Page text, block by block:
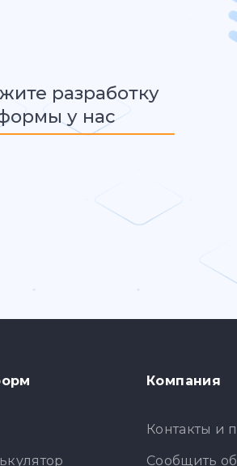
разработку
у нас
Компания
Контакты и
Сообщить